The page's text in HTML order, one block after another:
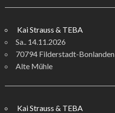
Kai Strauss & TEBA
Sa.. 14.11.2026
70794 Filderstadt-Bonlanden
Alte Mühle
Kai Strauss & TEBA